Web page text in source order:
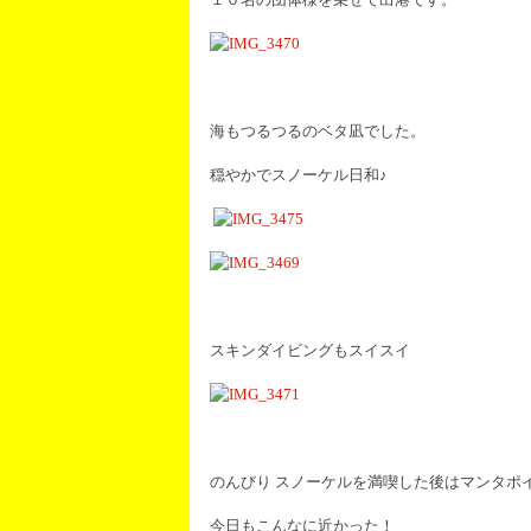
海もつるつるのベタ凪でした。
穏やかでスノーケル日和♪
スキンダイビングもスイスイ
のんびり スノーケルを満喫した後はマンタポ
今日もこんなに近かった！